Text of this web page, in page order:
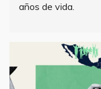
años de vida.